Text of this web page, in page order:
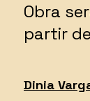
​Obra
partir
Dinia